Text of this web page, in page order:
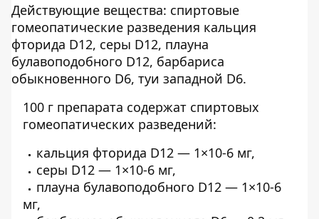
Действующие вещества: спиртовые
гомеопатические разведения кальция
фторида D12, серы D12, плауна
булавоподобного D12, барбариса
обыкновенного D6, туи западной D6.
100 г препарата содержат спиртовых
гомеопатических разведений:
кальция фторида D12 — 1×10-6 мг,
серы D12 — 1×10-6 мг,
плауна булавоподобного D12 — 1×10-6
мг,